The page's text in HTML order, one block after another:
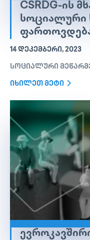
CSRDG-ᲘᲡ
ᲡᲝᲪᲘᲐᲚᲣᲠᲘ
14 ᲓᲔᲙᲔᲛᲑᲔᲠᲘ, 2023
სოციალური
იხილეთ მეტი